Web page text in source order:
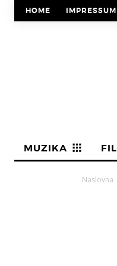
HOME IMPRESSUM
MUZIKA
Naslovna